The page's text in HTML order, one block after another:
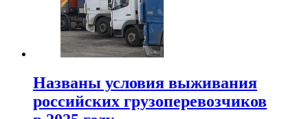
Названы условия выживания
российских грузоперевозчиков